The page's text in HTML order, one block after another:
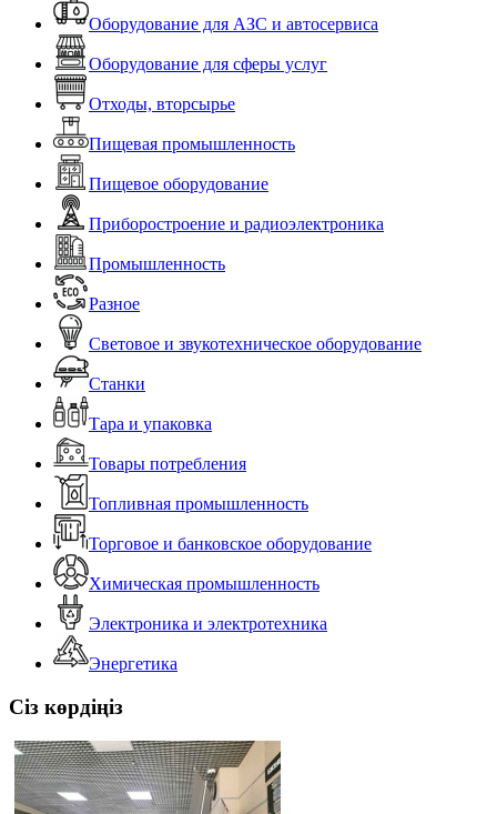
Оборудование для АЗС и автосервиса
Оборудование для сферы услуг
Отходы, вторсырье
Пищевая промышленность
Пищевое оборудование
Приборостроение и радиоэлектроника
Промышленность
Разное
Световое и звукотехническое оборудование
Станки
Тара и упаковка
Товары потребления
Топливная промышленность
Торговое и банковское оборудование
Химическая промышленность
Электроника и электротехника
Энергетика
Сіз көрдіңіз